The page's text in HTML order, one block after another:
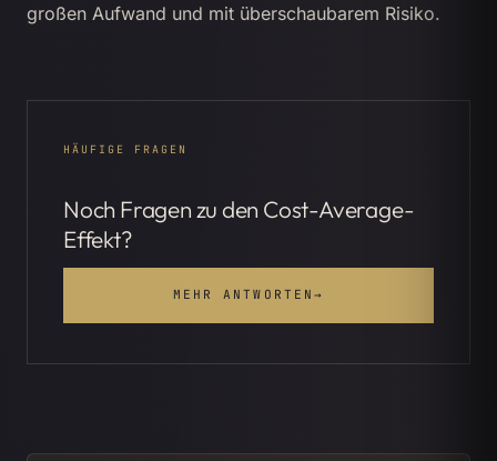
großen Aufwand und mit überschaubarem Risiko.
HÄUFIGE FRAGEN
Noch Fragen zu den Cost-Average-
Effekt?
MEHR ANTWORTEN →